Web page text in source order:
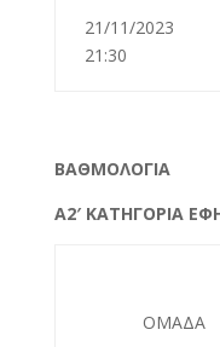
21/11/2023
21:30
BAΘΜΟΛΟΓΙΑ
Α2′ ΚΑΤΗΓΟΡΙΑ
ΟΜΑΔΑ